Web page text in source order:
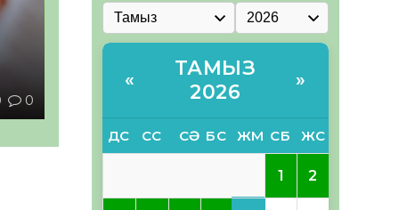
0
«
ТАМЫЗ
2026
»
ДС СС СӘ БС ЖМ СБ ЖС
1 2